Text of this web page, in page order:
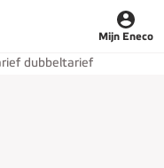
Mijn Eneco
dubbeltarief